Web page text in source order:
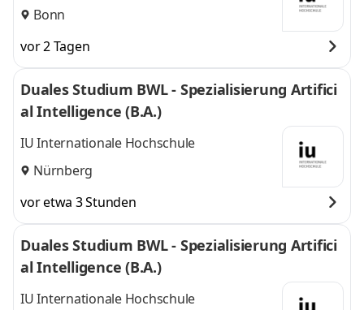
Bonn
vor 2 Tagen
Duales Studium BWL - Spezialisierung Artifici
al Intelligence (B.A.)
IU Internationale Hochschule
Nürnberg
vor etwa 3 Stunden
Duales Studium BWL - Spezialisierung Artifici
al Intelligence (B.A.)
IU Internationale Hochschule